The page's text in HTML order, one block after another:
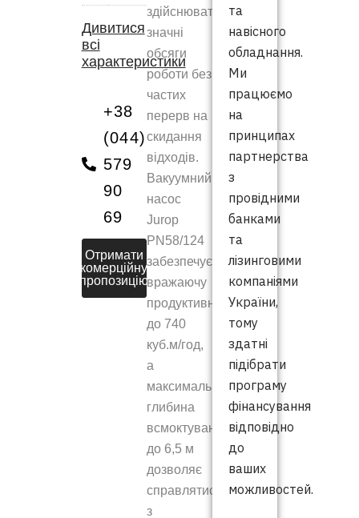
Дивитися
всі
характеристики
+38
(044)
579
90
69
Отримати
комерційну
пропозицію
здійснювати
значні
обсяги
роботи без
частих
перерв на
скидання
відходів.
Вакуумний
насос
Jurop
PN58/124
забезпечує
вражаючу
продуктивність
до 740
куб.м/год,
а
максимальна
глибина
всмоктування
до 6,5 м
дозволяє
справлятися
з
та
навісного
обладнання.
Ми
працюємо
на
принципах
партнерства
з
провідними
банками
та
лізинговими
компаніями
України,
тому
здатні
підібрати
програму
фінансування
відповідно
до
ваших
можливостей.